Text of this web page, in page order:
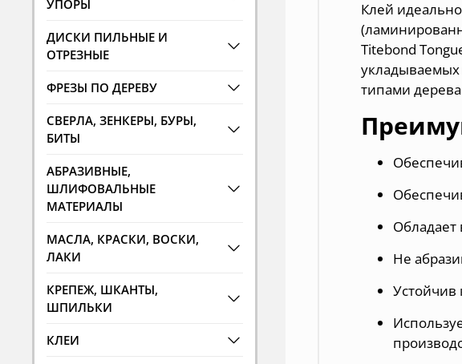
Клей
Titebond
типами
Обладает
Не
Устойчив
УПОРЫ
ДИСКИ ПИЛЬНЫЕ И
ОТРЕЗНЫЕ
ФРЕЗЫ ПО ДЕРЕВУ
СВЕРЛА, ЗЕНКЕРЫ, БУРЫ,
БИТЫ
АБРАЗИВНЫЕ,
ШЛИФОВАЛЬНЫЕ
МАТЕРИАЛЫ
МАСЛА, КРАСКИ, ВОСКИ,
ЛАКИ
КРЕПЕЖ, ШКАНТЫ,
ШПИЛЬКИ
КЛЕИ